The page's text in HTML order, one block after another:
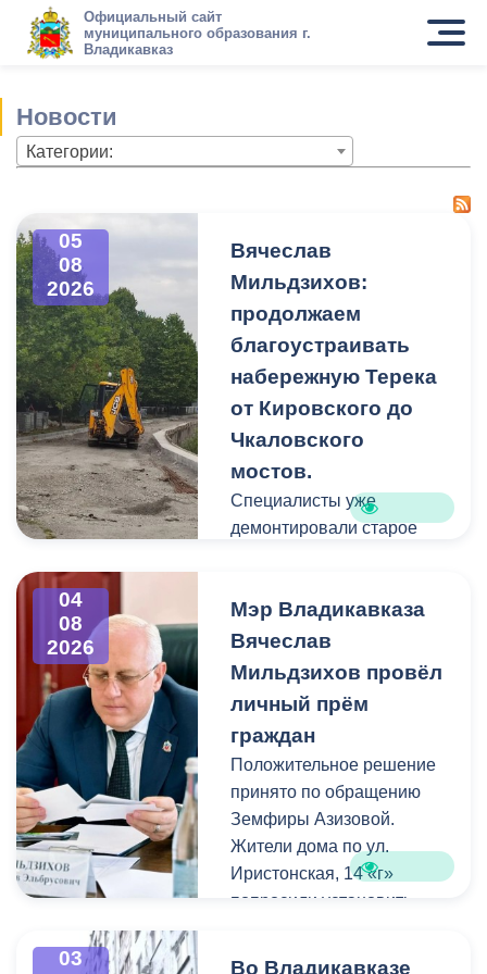
Официальный сайт
муниципального образования г.
Владикавказ
Новости
Категории:
05
08
2026
Вячеслав
Мильдзихов:
продолжаем
благоустраивать
набережную Терека
от Кировского до
Чкаловского
мостов.
Специалисты уже
демонтировали старое
рабочие устанавливают
бордюры и поребрики,
готовят основания
укладке брусчатки. Сейчас
специалисты
обустраивают основание
ограждения. Парапет
выполнен из
архитектурного бетона.
Как и на других участках
с металлическими
04
08
2026
Мэр Владикавказа
Вячеслав
Мильдзихов провёл
личный прём
граждан
Положительное решение
принято по обращению
Земфиры Азизовой.
Жители дома по ул.
Иристонская, 14 «г»
попросили установить
03
Во Владикавказе